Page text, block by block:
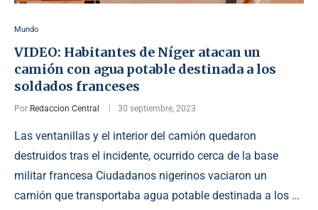
Mundo
VIDEO: Habitantes de Níger atacan un
camión con agua potable destinada a los
soldados franceses
Por Redaccion Central 30 septiembre, 2023
Las ventanillas y el interior del camión quedaron
destruidos tras el incidente, ocurrido cerca de la base
militar francesa Ciudadanos nigerinos vaciaron un
camión que transportaba agua potable destinada a los …